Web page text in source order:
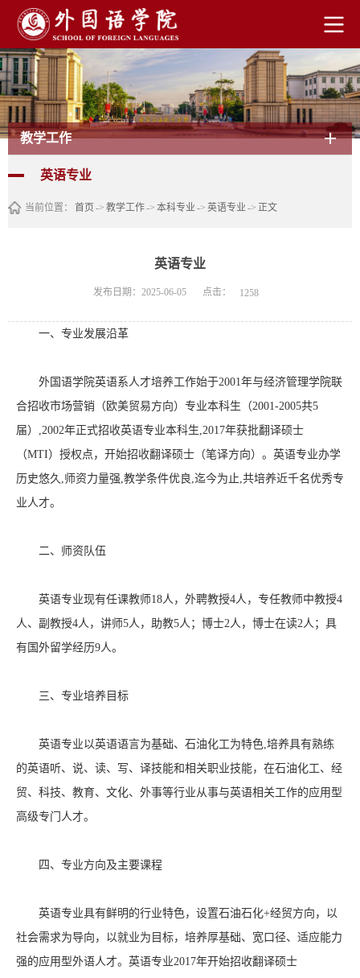
教学工作
英语专业
当前位置： 首页-> 教学工作-> 本科专业 -> 英语专业 -> 正文
英语专业
发布日期：2025-06-05 点击： 1258
一、专业发展沿革
外国语学院英语系人才培养工作始于2001年与经济管理学院联
合招收市场营销（欧美贸易方向）专业本科生（2001-2005共5
届）,2002年正式招收英语专业本科生,2017年获批翻译硕士
（MTI）授权点，开始招收翻译硕士（笔译方向）。英语专业办学
历史悠久,师资力量强,教学条件优良,迄今为止,共培养近千名优秀专
业人才。
二、师资队伍
英语专业现有任课教师18人，外聘教授4人，专任教师中教授4
人、副教授4人，讲师5人，助教5人；博士2人，博士在读2人；具
有国外留学经历9人。
三、专业培养目标
英语专业以英语语言为基础、石油化工为特色,培养具有熟练
的英语听、说、读、写、译技能和相关职业技能，在石油化工、经
贸、科技、教育、文化、外事等行业从事与英语相关工作的应用型
高级专门人才。
四、专业方向及主要课程
英语专业具有鲜明的行业特色，设置石油石化+经贸方向，以
社会需求为导向，以就业为目标，培养厚基础、宽口径、适应能力
强的应用型外语人才。英语专业2017年开始招收翻译硕士